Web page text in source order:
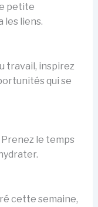
petite
les liens.
travail, inspirez
qui se
le temps
cette semaine,